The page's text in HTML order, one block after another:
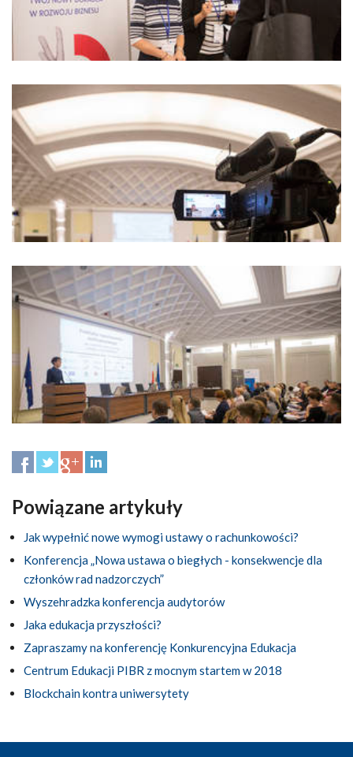
Powiązane artykuły
Jak wypełnić nowe wymogi ustawy o rachunkowości?
Konferencja „Nowa ustawa o biegłych - konsekwencje dla
członków rad nadzorczych”
Wyszehradzka konferencja audytorów
Jaka edukacja przyszłości?
Zapraszamy na konferencję Konkurencyjna Edukacja
Centrum Edukacji PIBR z mocnym startem w 2018
Blockchain kontra uniwersytety